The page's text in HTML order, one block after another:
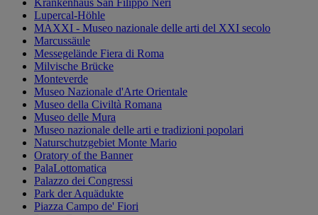
Krankenhaus San Filippo Neri
Lupercal-Höhle
MAXXI - Museo nazionale delle arti del XXI secolo
Marcussäule
Messegelände Fiera di Roma
Milvische Brücke
Monteverde
Museo Nazionale d'Arte Orientale
Museo della Civiltà Romana
Museo delle Mura
Museo nazionale delle arti e tradizioni popolari
Naturschutzgebiet Monte Mario
Oratory of the Banner
PalaLottomatica
Palazzo dei Congressi
Park der Aquädukte
Piazza Campo de' Fiori